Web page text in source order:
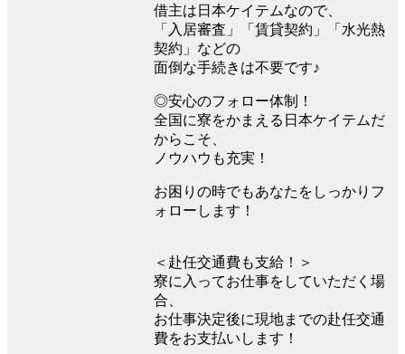
借主は日本ケイテムなので、
「入居審査」「賃貸契約」「水光熱
契約」などの
面倒な手続きは不要です♪
◎安心のフォロー体制！
全国に寮をかまえる日本ケイテムだ
からこそ、
ノウハウも充実！
お困りの時でもあなたをしっかりフ
ォローします！
＜赴任交通費も支給！＞
寮に入ってお仕事をしていただく場
合、
お仕事決定後に現地までの赴任交通
費をお支払いします！